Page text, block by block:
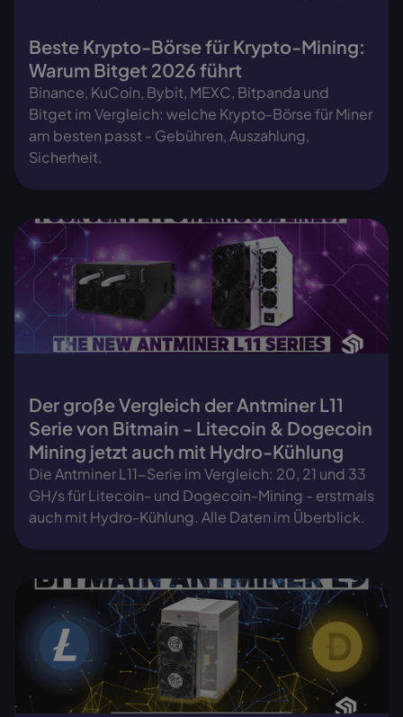
Beste Krypto-Börse für Krypto-Mining:
Warum Bitget 2026 führt
Binance, KuCoin, Bybit, MEXC, Bitpanda und
Bitget im Vergleich: welche Krypto-Börse für Miner
am besten passt - Gebühren, Auszahlung,
Sicherheit.
Der große Vergleich der Antminer L11
Serie von Bitmain - Litecoin & Dogecoin
Mining jetzt auch mit Hydro-Kühlung
Die Antminer L11-Serie im Vergleich: 20, 21 und 33
GH/s für Litecoin- und Dogecoin-Mining - erstmals
auch mit Hydro-Kühlung. Alle Daten im Überblick.